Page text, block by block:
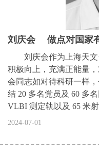
刘庆会 做点对国家
刘庆会作为上海天
积极向上，充满正能量
会同志如对待科研一样
结 20 多名党员及 60 多
VLBI 测定轨以及 65 米
2024-07-01